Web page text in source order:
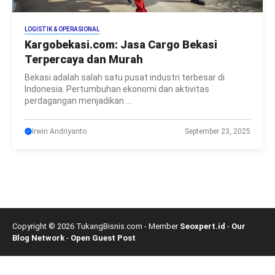
LOGISTIK & OPERASIONAL
Kargobekasi.com: Jasa Cargo Bekasi
Terpercaya dan Murah
Bekasi adalah salah satu pusat industri terbesar di
Indonesia. Pertumbuhan ekonomi dan aktivitas
perdagangan menjadikan ...
Irwin Andriyanto September 23, 2025
Copyright © 2026 TukangBisnis.com - Member Seoxpert.id - Our
Blog Network - Open Guest Post